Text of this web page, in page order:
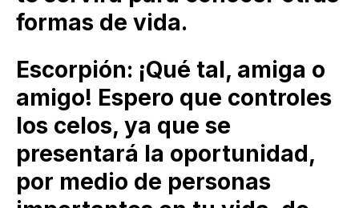
formas de vida.
Escorpión: ¡Qué tal, amiga o
amigo! Espero que controles
los celos, ya que se
presentará la oportunidad,
por medio de personas